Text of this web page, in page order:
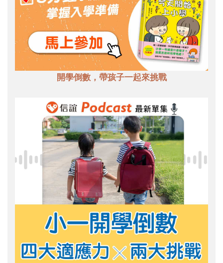
開學倒數，帶孩子一起來挑戰